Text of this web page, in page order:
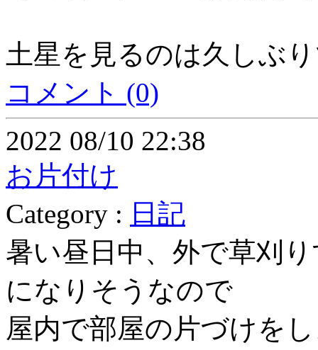
土星を見るのは久しぶ
コメント (0)
2022 08/10 22:38
お片付け
Category : 日記
暑い昼日中、外で草刈
になりそうなので
屋内で部屋の片づけを